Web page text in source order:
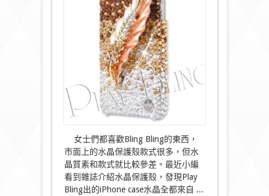
藝
術
品
iPhone
4
case〉
中
女士們都喜歡Bling Bling的東西，
市面上的水晶保護殼款式很多，但水
晶質素和款式就比較參差。最近小編
看到雜誌介紹水晶保護殼，發現Play
Bling出的iPhone case水晶全都來自 ...